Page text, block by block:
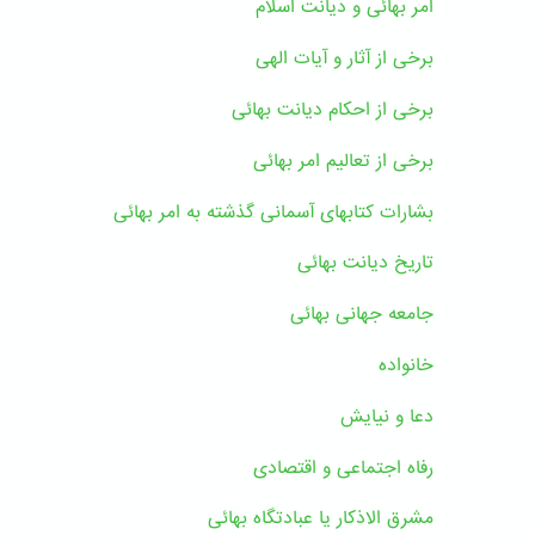
امر بهائی و دیانت اسلام
برخی از آثار و آیات الهی
برخی از احکام دیانت بهائی
برخی از تعالیم امر بهائی
بشارات کتابهای آسمانی گذشته به امر بهائی
تاریخ دیانت بهائی
جامعه جهانی بهائی
خانواده
دعا و نیایش
رفاه اجتماعی و اقتصادی
مشرق الاذکار یا عبادتگاه بهائی